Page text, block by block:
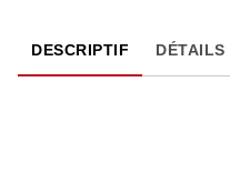
DESCRIPTIF DÉTAILS